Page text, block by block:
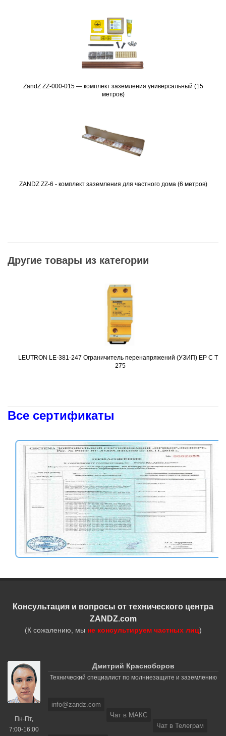
Подробнее
ZandZ ZZ-000-015 — комплект заземления универсальный (15
метров)
Подробнее
ZANDZ ZZ-6 - комплект заземления для частного дома (6 метров)
Другие товары из категории
Подробнее
LEUTRON LE-381-247 Ограничитель перенапряжений (УЗИП) EP C TN
275
Все сертификаты
Консультация и вопросы от технического центра
ZANDZ.com
(К сожалению, мы не консультируем частных лиц)
Пн-Пт,
7:00-16:00
Дмитрий Красноборов
Технический специалист по молниезащите и заземлению
info@zandz.com
Чат в МАКС
Чат в Телеграм